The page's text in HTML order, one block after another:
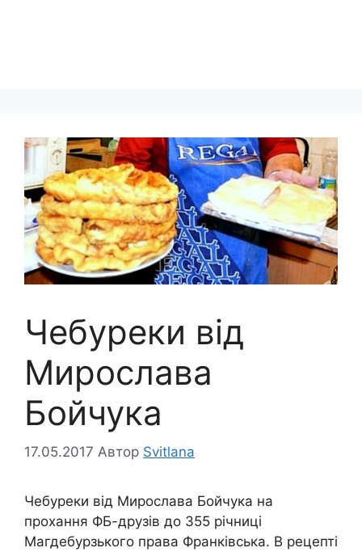
Чебуреки від
Мирослава
Бойчука
17.05.2017 Автор Svitlana
Чебуреки від Мирослава Бойчука на
прохання ФБ-друзів до 355 річниці
Магдебурзького права Франківська. В рецепті